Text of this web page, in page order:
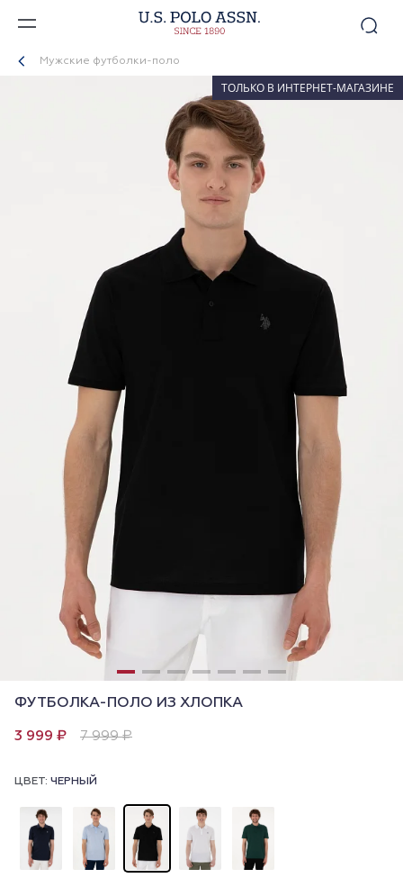
Мужские футболки-поло
ТОЛЬКО В ИНТЕРНЕТ-МАГАЗИНЕ
ФУТБОЛКА-ПОЛО ИЗ ХЛОПКА
3 999 ₽ 7 999 ₽
ЦВЕТ: ЧЕРНЫЙ